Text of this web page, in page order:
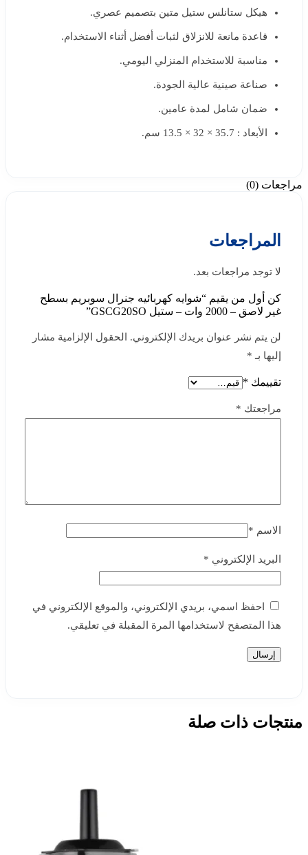
هيكل ستانلس ستيل متين بتصميم عصري.
قاعدة مانعة للانزلاق لثبات أفضل أثناء الاستخدام.
مناسبة للاستخدام المنزلي اليومي.
صناعة صينية عالية الجودة.
ضمان شامل لمدة عامين.
الأبعاد : 35.7 × 32 × 13.5 سم.
مراجعات (0)
المراجعات
لا توجد مراجعات بعد.
كن أول من يقيم “شوايه كهربائيه جنرال سوبريم بسطح
غير لاصق – 2000 وات – ستيل GSCG20SO”
لن يتم نشر عنوان بريدك الإلكتروني.
الحقول الإلزامية مشار
إليها بـ *
تقييمك *
مراجعتك *
الاسم *
البريد الإلكتروني *
احفظ اسمي، بريدي الإلكتروني، والموقع الإلكتروني في
هذا المتصفح لاستخدامها المرة المقبلة في تعليقي.
منتجات ذات صلة